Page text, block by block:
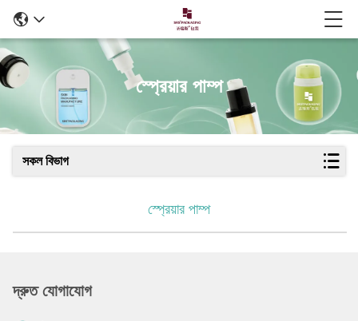
স্প্রেয়ার পাম্প
সকল বিভাগ
স্প্রেয়ার পাম্প
দ্রুত যোগাযোগ